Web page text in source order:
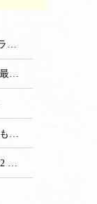
「子育てサロン～シフォン～」最新情報